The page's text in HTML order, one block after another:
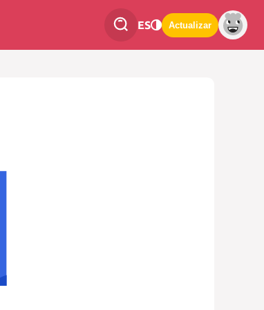
ES Actualizar